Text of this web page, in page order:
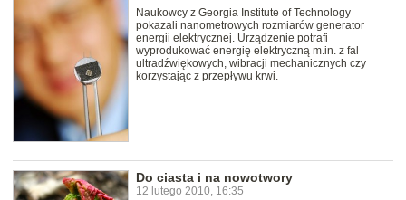
Naukowcy z Georgia Institute of Technology
pokazali nanometrowych rozmiarów generator
energii elektrycznej. Urządzenie potrafi
wyprodukować energię elektryczną m.in. z fal
ultradźwiękowych, wibracji mechanicznych czy
korzystając z przepływu krwi.
Do ciasta i na nowotwory
12 lutego 2010, 16:35